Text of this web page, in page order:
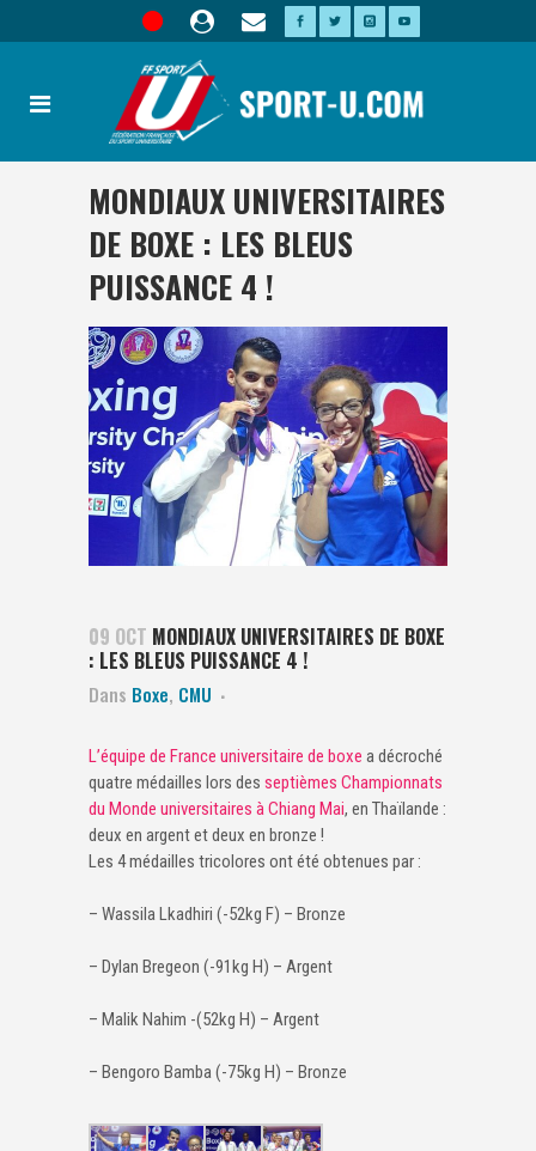
MONDIAUX UNIVERSITAIRES
DE BOXE : LES BLEUS
PUISSANCE 4 !
09 OCT MONDIAUX UNIVERSITAIRES DE BOXE
: LES BLEUS PUISSANCE 4 !
Dans Boxe, CMU
L’équipe de France universitaire de boxe a décroché
quatre médailles lors des septièmes Championnats
du Monde universitaires à Chiang Mai, en Thaïlande :
deux en argent et deux en bronze !
Les 4 médailles tricolores ont été obtenues par :
– Wassila Lkadhiri (-52kg F) – Bronze
– Dylan Bregeon (-91kg H) – Argent
– Malik Nahim -(52kg H) – Argent
– Bengoro Bamba (-75kg H) – Bronze